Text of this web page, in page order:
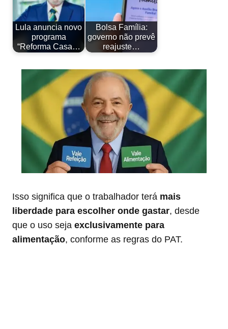
Lula anuncia novo
programa
“Reforma Casa…
Bolsa Família:
governo não prevê
reajuste…
Isso significa que o trabalhador terá mais
liberdade para escolher onde gastar, desde
que o uso seja exclusivamente para
alimentação, conforme as regras do PAT.